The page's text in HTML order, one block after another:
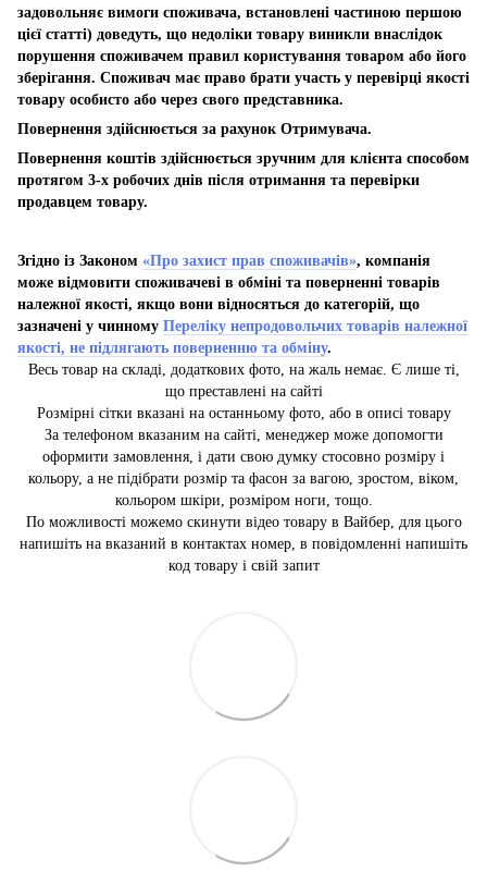
задовольняє вимоги споживача, встановлені частиною першою
цієї статті) доведуть, що недоліки товару виникли внаслідок
порушення споживачем правил користування товаром або його
зберігання. Споживач має право брати участь у перевірці якості
товару особисто або через свого представника.
Повернення здійснюється за рахунок Отримувача.
Повернення коштів здійснюється зручним для клієнта способом
протягом 3-х робочих днів після отримання та перевірки
продавцем товару.
Згідно із Законом «Про захист прав споживачів», компанія
може відмовити споживачеві в обміні та поверненні товарів
належної якості, якщо вони відносяться до категорій, що
зазначені у чинному Переліку непродовольчих товарів належної
якості, не підлягають поверненню та обміну.
Весь товар на складі, додаткових фото, на жаль немає. Є лише ті,
що преставлені на сайті
Розмірні сітки вказані на останньому фото, або в описі товару
За телефоном вказаним на сайті, менеджер може допомогти
оформити замовлення, і дати свою думку стосовно розміру і
кольору, а не підібрати розмір та фасон за вагою, зростом, віком,
кольором шкіри, розміром ноги, тощо.
По можливості можемо скинути відео товару в Вайбер, для цього
напишіть на вказаний в контактах номер, в повідомленні напишіть
код товару і свій запит